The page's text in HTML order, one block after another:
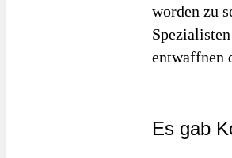
worden zu
entwaffnen
Es gab